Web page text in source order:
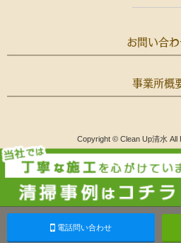
お問い合
事業所概
Copyright © Clean Up清水 All
電話問い合わせ